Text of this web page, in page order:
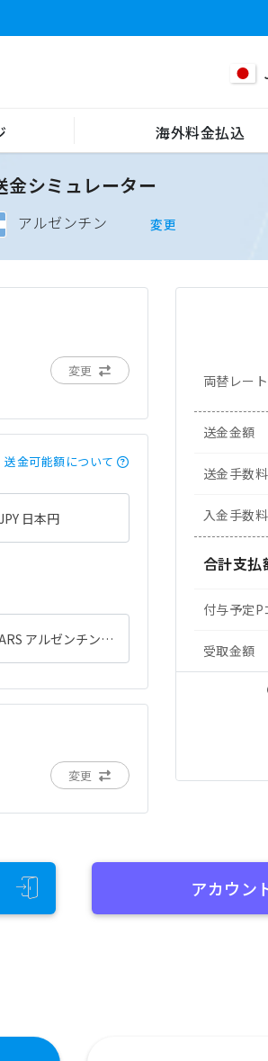
海外料金払込
金シミュレーター
アルゼンチン 変更
変更
送金可能額について
日本円
アルゼンチンペソ
変更
両替レート
送金金額
送金手数料
入金手数料
合計支払
付与予定P
受取金額
アカウン